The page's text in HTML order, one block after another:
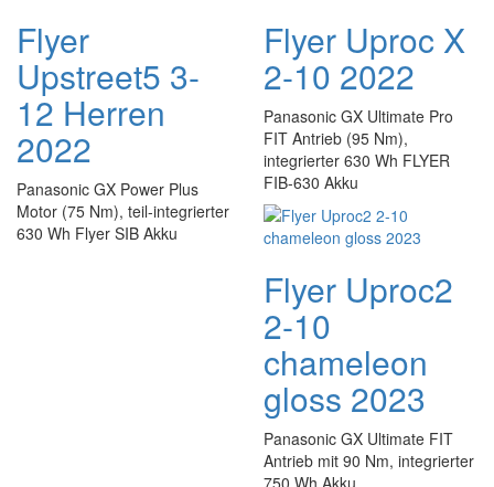
Flyer
Upstreet5 3-
12 Herren
2022
Panasonic GX Power Plus
Motor (75 Nm), teil-integrierter
630 Wh Flyer SIB Akku
Flyer Uproc X
2-10 2022
Panasonic GX Ultimate Pro
FIT Antrieb (95 Nm),
integrierter 630 Wh FLYER
FIB-630 Akku
Flyer Uproc2
2-10
chameleon
gloss 2023
Panasonic GX Ultimate FIT
Antrieb mit 90 Nm, integrierter
750 Wh Akku